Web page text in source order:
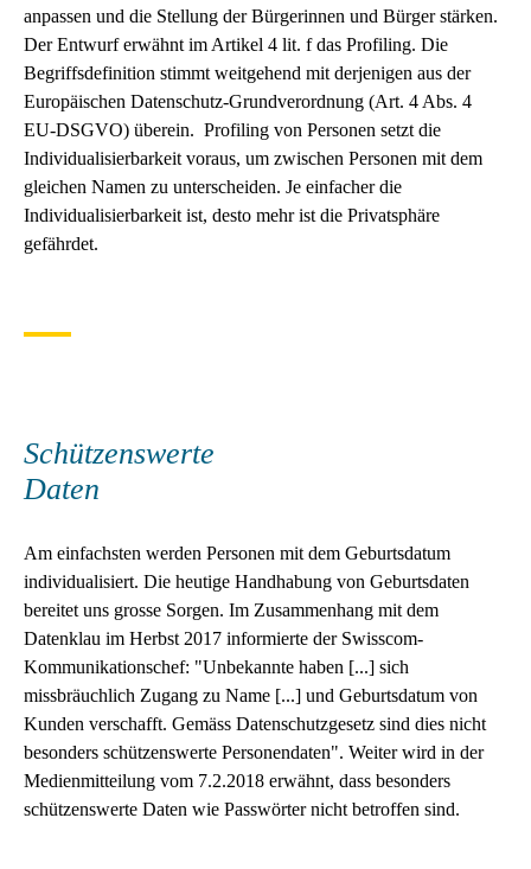
anpassen und die Stellung der Bürgerinnen und Bürger stärken.
Der Entwurf erwähnt im Artikel 4 lit. f das Profiling. Die
Begriffsdefinition stimmt weitgehend mit derjenigen aus der
Europäischen Datenschutz-Grundverordnung (Art. 4 Abs. 4
EU-DSGVO) überein. Profiling von Personen setzt die
Individualisierbarkeit voraus, um zwischen Personen mit dem
gleichen Namen zu unterscheiden. Je einfacher die
Individualisierbarkeit ist, desto mehr ist die Privatsphäre
gefährdet.
Schützenswerte
Daten
Am einfachsten werden Personen mit dem Geburtsdatum
individualisiert. Die heutige Handhabung von Geburtsdaten
bereitet uns grosse Sorgen. Im Zusammenhang mit dem
Datenklau im Herbst 2017 informierte der Swisscom-
Kommunikationschef: "Unbekannte haben [...] sich
missbräuchlich Zugang zu Name [...] und Geburtsdatum von
Kunden verschafft. Gemäss Datenschutzgesetz sind dies nicht
besonders schützenswerte Personendaten". Weiter wird in der
Medienmitteilung vom 7.2.2018 erwähnt, dass besonders
schützenswerte Daten wie Passwörter nicht betroffen sind.